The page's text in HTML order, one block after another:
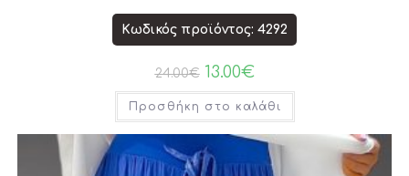
Κωδικός προϊόντος: 4292
24.00€ 13.00€
Προσθήκη στο καλάθι